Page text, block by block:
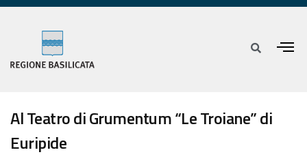
Al Teatro di Grumentum “Le Troiane” di
Euripide